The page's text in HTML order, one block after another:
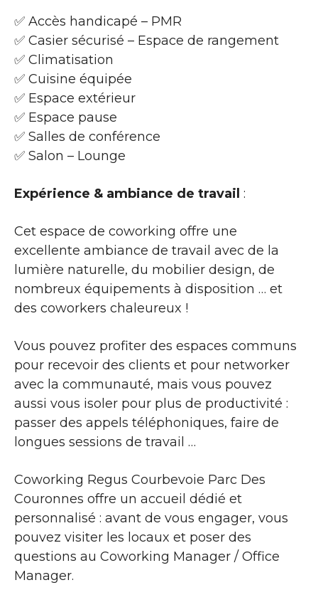
✅ Accès handicapé – PMR
✅ Casier sécurisé – Espace de rangement
✅ Climatisation
✅ Cuisine équipée
✅ Espace extérieur
✅ Espace pause
✅ Salles de conférence
✅ Salon – Lounge
Expérience & ambiance de travail :
Cet espace de coworking offre une
excellente ambiance de travail avec de la
lumière naturelle, du mobilier design, de
nombreux équipements à disposition … et
des coworkers chaleureux !
Vous pouvez profiter des espaces communs
pour recevoir des clients et pour networker
avec la communauté, mais vous pouvez
aussi vous isoler pour plus de productivité :
passer des appels téléphoniques, faire de
longues sessions de travail …
Coworking Regus Courbevoie Parc Des
Couronnes offre un accueil dédié et
personnalisé : avant de vous engager, vous
pouvez visiter les locaux et poser des
questions au Coworking Manager / Office
Manager.